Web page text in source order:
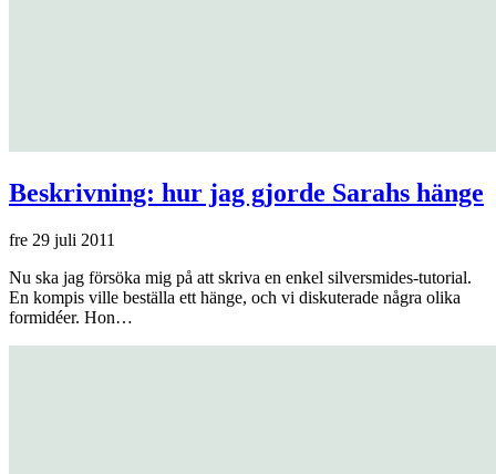
Beskrivning: hur jag gjorde Sarahs hänge
fre 29 juli 2011
Nu ska jag försöka mig på att skriva en enkel silversmides-tutorial.
En kompis ville beställa ett hänge, och vi diskuterade några olika
formidéer. Hon…